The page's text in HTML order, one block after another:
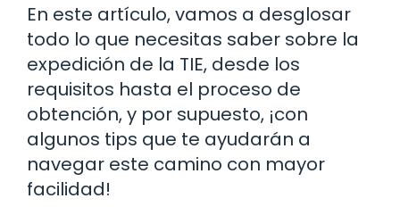
En este artículo, vamos a desglosar
todo lo que necesitas saber sobre la
expedición de la TIE, desde los
requisitos hasta el proceso de
obtención, y por supuesto, ¡con
algunos tips que te ayudarán a
navegar este camino con mayor
facilidad!